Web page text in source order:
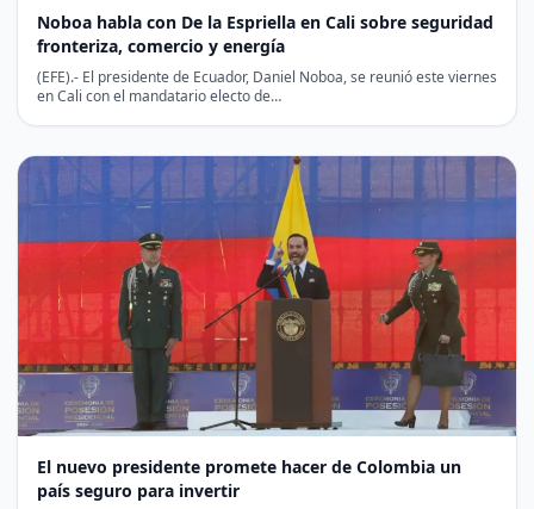
Noboa habla con De la Espriella en Cali sobre seguridad
fronteriza, comercio y energía
(EFE).- El presidente de Ecuador, Daniel Noboa, se reunió este viernes
en Cali con el mandatario electo de…
El nuevo presidente promete hacer de Colombia un
país seguro para invertir